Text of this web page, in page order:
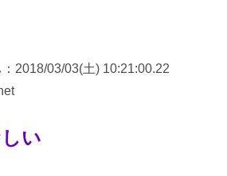
：2018/03/03(土) 10:21:00.22
い